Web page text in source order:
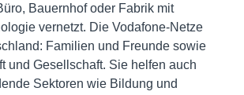
Bauernhof oder Fabrik mit
vernetzt. Die Vodafone-Netze
Familien und Freunde sowie
und Gesellschaft. Sie helfen auch
Sektoren wie Bildung und